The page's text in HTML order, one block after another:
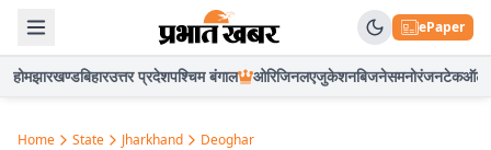
ePaper
होमझारखण्डबिहारउत्तर प्रदेशपश्चिम बंगाल ओरिजिनलएजुकेशनबिजनेसमनोरंजनटेकऑटो
Home State Jharkhand Deoghar